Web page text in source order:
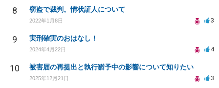
8 窃盗で裁判。情状証人について
2022年1月8日 3
9 実刑確実のおはなし！
2024年4月22日 4
10 被害届の再提出と執行猶予中の影響について知りたい
2025年12月21日 3